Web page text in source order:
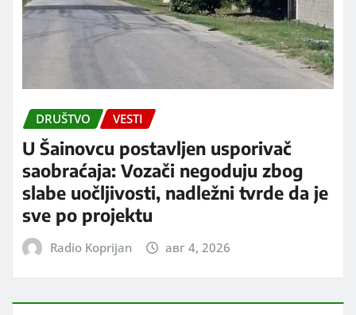
DRUŠTVO VESTI
U Šainovcu postavljen usporivač
saobraćaja: Vozači negoduju zbog
slabe uočljivosti, nadležni tvrde da je
sve po projektu
Radio Koprijan авг 4, 2026